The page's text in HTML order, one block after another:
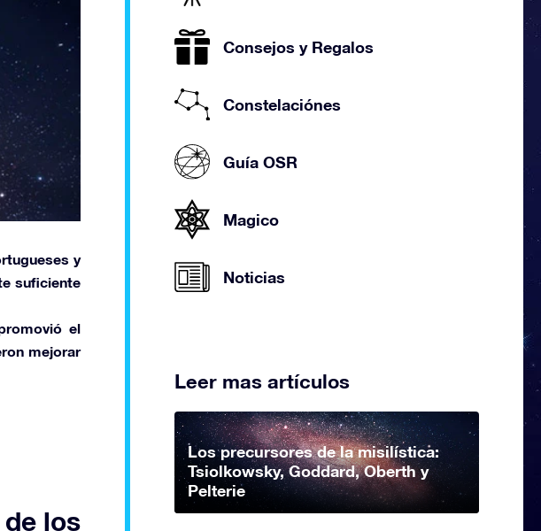
y
suficiente
el
mejorar
los
Consejos y Regalos
Constelaciónes
Guía OSR
Magico
Noticias
Leer mas artículos
Los precursores de la misilística:
Tsiolkowsky, Goddard, Oberth y
Pelterie